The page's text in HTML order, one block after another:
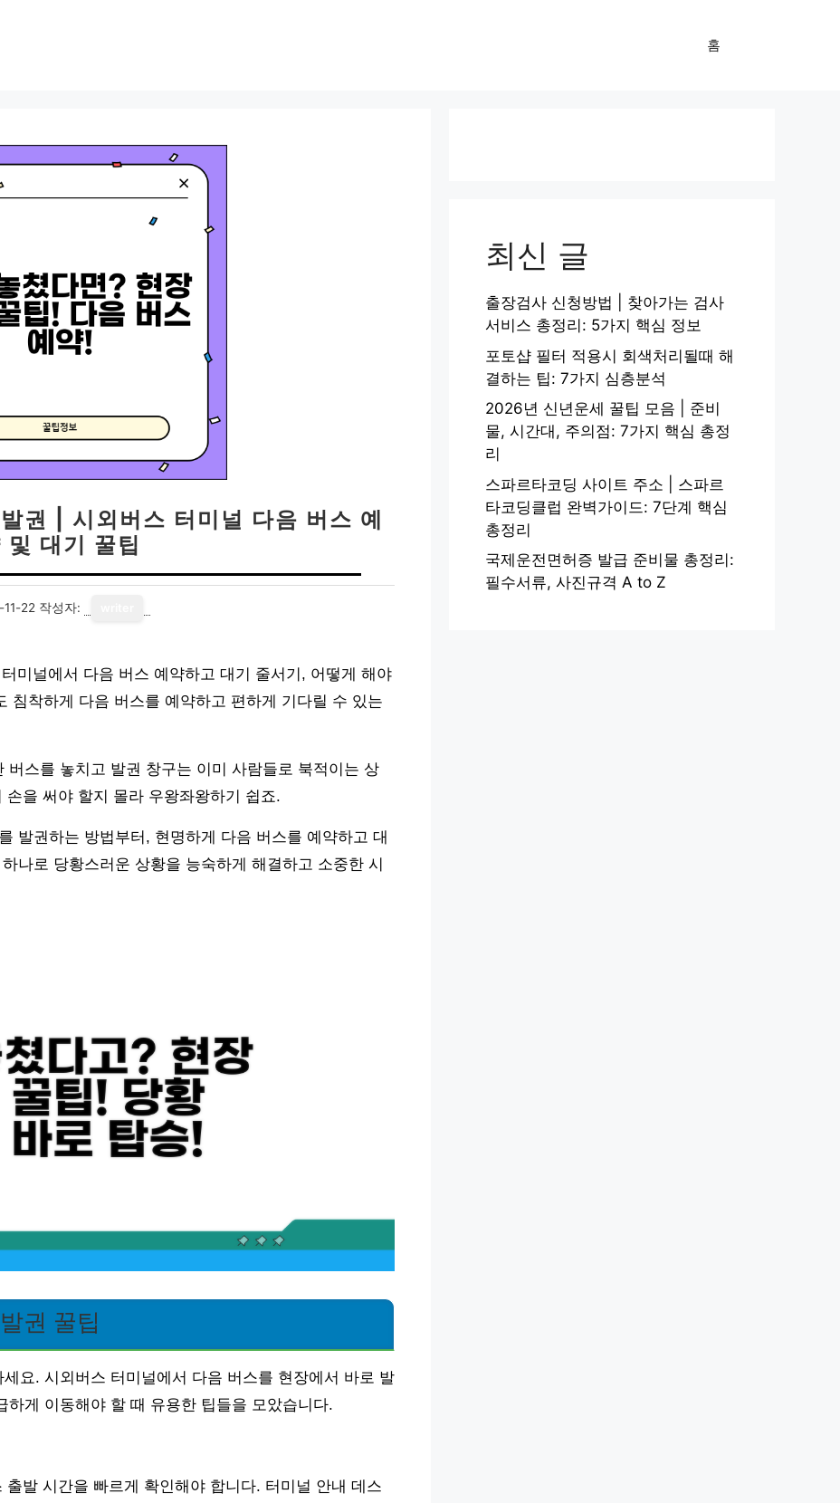
홈
권 | 시외버스 터미널 다음 버스 예
및 대기 꿀팁
22 작성자:
미널에서 다음 버스 예약하고 대기 줄서기, 어떻게 해야
침착하게 다음 버스를 예약하고 편하게 기다릴 수 있는
스를 놓치고 발권 창구는 이미 사람들로 북적이는 상
을 써야 할지 몰라 우왕좌왕하기 쉽죠.
발권하는 방법부터, 현명하게 다음 버스를 예약하고 대
나로 당황스러운 상황을 능숙하게 해결하고 소중한 시
권 꿀팁
요. 시외버스 터미널에서 다음 버스를 현장에서 바로 발
게 이동해야 할 때 유용한 팁들을 모았습니다.
발 시간을 빠르게 확인해야 합니다. 터미널 안내 데스
최신 글
출장검사 신청방법 | 찾아가는 검사
서비스 총정리: 5가지 핵심 정보
포토샵 필터 적용시 회색처리될때 해
결하는 팁: 7가지 심층분석
2026년 신년운세 꿀팁 모음 | 준비
물, 시간대, 주의점: 7가지 핵심 총정
리
스파르타코딩 사이트 주소 | 스파르
타코딩클럽 완벽가이드: 7단계 핵심
총정리
국제운전면허증 발급 준비물 총정리:
필수서류, 사진규격 A to Z